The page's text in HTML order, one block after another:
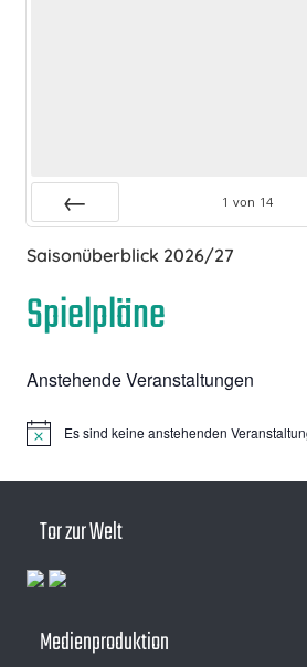
Tor zur Welt
Medienproduktion
1 von 14
Saisonüberblick 2026/27
Spielpläne
Anstehende Veranstaltungen
HinweisEs sind keine anstehenden